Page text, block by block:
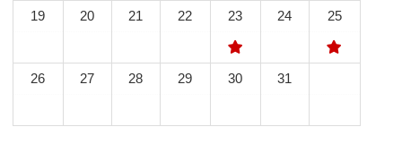
19 20 21 22 23 24 25
26 27 28 29 30 31